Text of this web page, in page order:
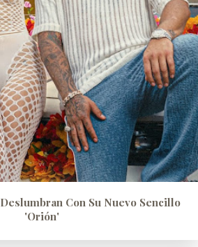
Con Su Nuevo Sencillo
'Orión'